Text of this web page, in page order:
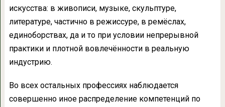
искусства: в живописи, музыке, скульптуре,
литературе, частично в режиссуре, в ремёслах,
единоборствах, да и то при условии непрерывной
практики и плотной вовлечённости в реальную
индустрию.
Во всех остальных профессиях наблюдается
совершенно иное распределение компетенций по